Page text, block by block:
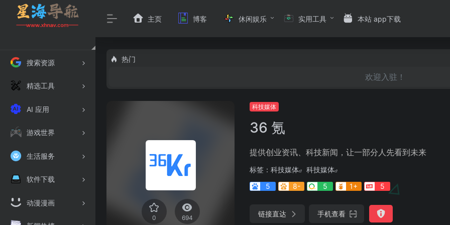
搜索资源
精选工具
AI 应用
游戏世界
生活服务
软件下载
动漫漫画
主页 博客 休闲娱乐 实用工具 本站 app下载
热门
欢迎入驻！
0 694
科技媒体
36 氪
提供创业资讯、科技新闻，让一部分人先看到未来
标签： 科技媒体
科技媒体
5
8- 5 1+ 5
链接直达 手机查看